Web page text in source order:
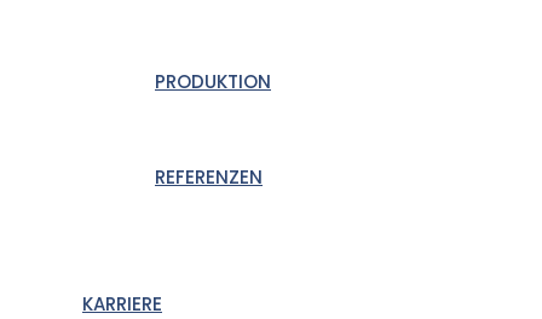
PRODUKTION
REFERENZEN
KARRIERE